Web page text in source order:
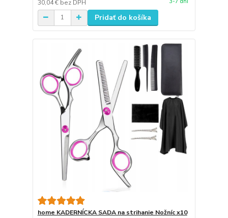
30,04 € bez DPH
Pridať do košíka
home KADERNÍCKA SADA na strihanie Nožníc x10